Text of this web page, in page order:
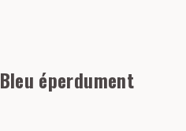
Bleu éperdument